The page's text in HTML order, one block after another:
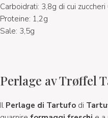
Carboidrati: 3,8g di cui zuccheri
Proteine: 1,2g
Sale: 3,5g
Perlage av Trøffel
Il Perlage di Tartufo di